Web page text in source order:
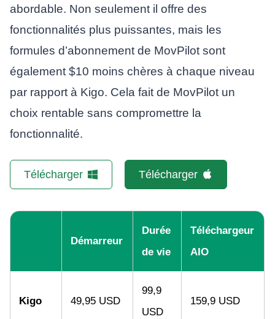
abordable. Non seulement il offre des
fonctionnalités plus puissantes, mais les
formules d’abonnement de MovPilot sont
également $10 moins chères à chaque niveau
par rapport à Kigo. Cela fait de MovPilot un
choix rentable sans compromettre la
fonctionnalité.
Télécharger Télécharger
Démarreur
Durée
de vie
Téléchargeur
AIO
Kigo 49,95 USD
99,9
USD
159,9 USD